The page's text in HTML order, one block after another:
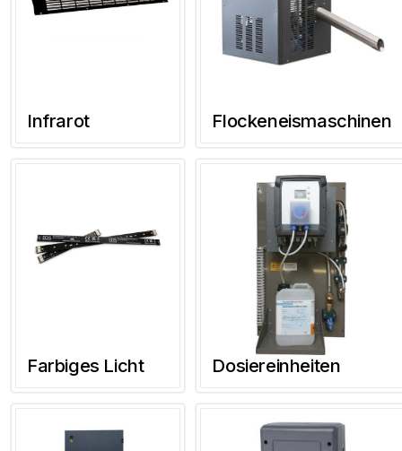
Infrarot Flockeneismaschinen
Farbiges Licht Dosiereinheiten